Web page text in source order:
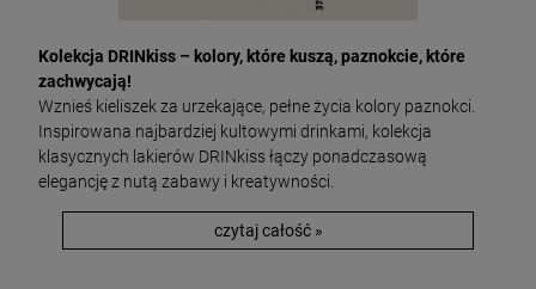
Kolekcja DRINkiss – kolory, które kuszą, paznokcie, które
zachwycają!
Wznieś kieliszek za urzekające, pełne życia kolory paznokci.
Inspirowana najbardziej kultowymi drinkami, kolekcja
klasycznych lakierów DRINkiss łączy ponadczasową
elegancję z nutą zabawy i kreatywności.
czytaj całość »